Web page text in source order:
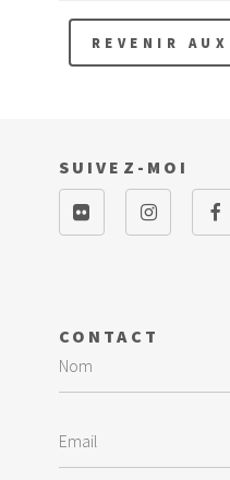
REVENIR
CONTACT
SUIVEZ-MOI